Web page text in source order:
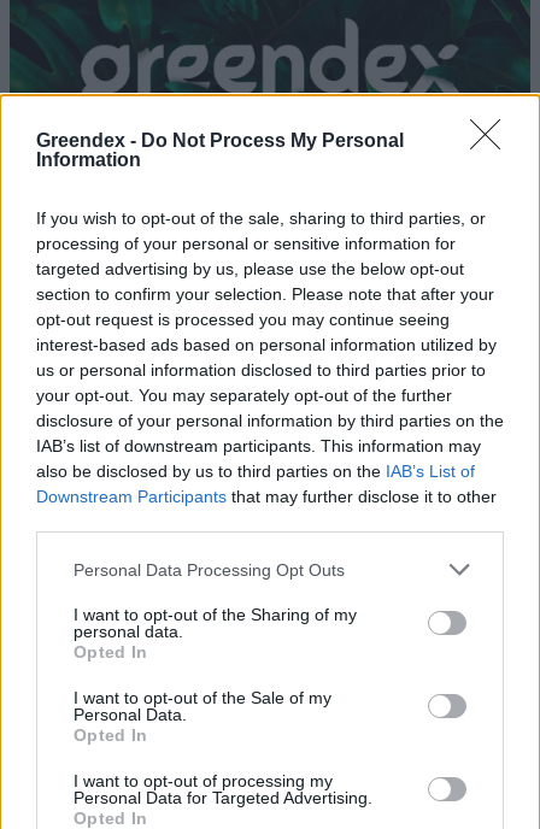
Greendex - Do Not Process My Personal
Information
If you wish to opt-out of the sale, sharing to third parties, or
processing of your personal or sensitive information for
targeted advertising by us, please use the below opt-out
section to confirm your selection. Please note that after your
opt-out request is processed you may continue seeing
interest-based ads based on personal information utilized by
us or personal information disclosed to third parties prior to
your opt-out. You may separately opt-out of the further
disclosure of your personal information by third parties on the
IAB’s list of downstream participants. This information may
also be disclosed by us to third parties on the IAB’s List of
Downstream Participants that may further disclose it to other
Personal Data Processing Opt Outs
I want to opt-out of the Sharing of my
personal data.
Opted In
I want to opt-out of the Sale of my
Personal Data.
Opted In
I want to opt-out of processing my
Personal Data for Targeted Advertising.
Opted In
Vilmos herceg klímavédelmi díjat
alapított
Idén is díjazzák a klímabarát
településeket!
Greendex Szemle
Végre kiderült, mely települések
nyerték az idei Klímabarát Díjat!
Greendex szemle
Még van pár napja a